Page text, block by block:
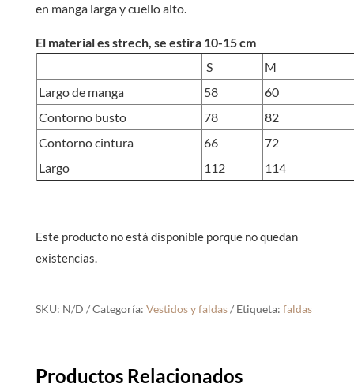
en manga larga y cuello alto.
El material es strech, se estira 10-15 cm
S
M
Largo de manga
58
60
Contorno busto
78
82
Contorno cintura
66
72
Largo
112 114
Este producto no está disponible porque no quedan
existencias.
SKU: N/D Categoría: Vestidos y faldas Etiqueta: faldas
Productos Relacionados